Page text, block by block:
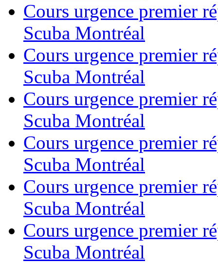
Cours urgence premier
Scuba Montréal
Cours urgence premier
Scuba Montréal
Cours urgence premier
Scuba Montréal
Cours urgence premier
Scuba Montréal
Cours urgence premier
Scuba Montréal
Cours urgence premier
Scuba Montréal